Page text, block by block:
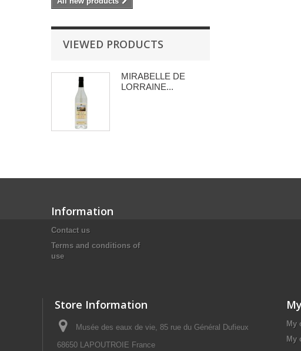
VIEWED PRODUCTS
MIRABELLE DE
LORRAINE...
Information
Contact us
Terms and conditions of
use
Store Information
Musée des eaux de vie, 85 rue du Général Dufieux
68650 LAPOUTROIE France
My
My